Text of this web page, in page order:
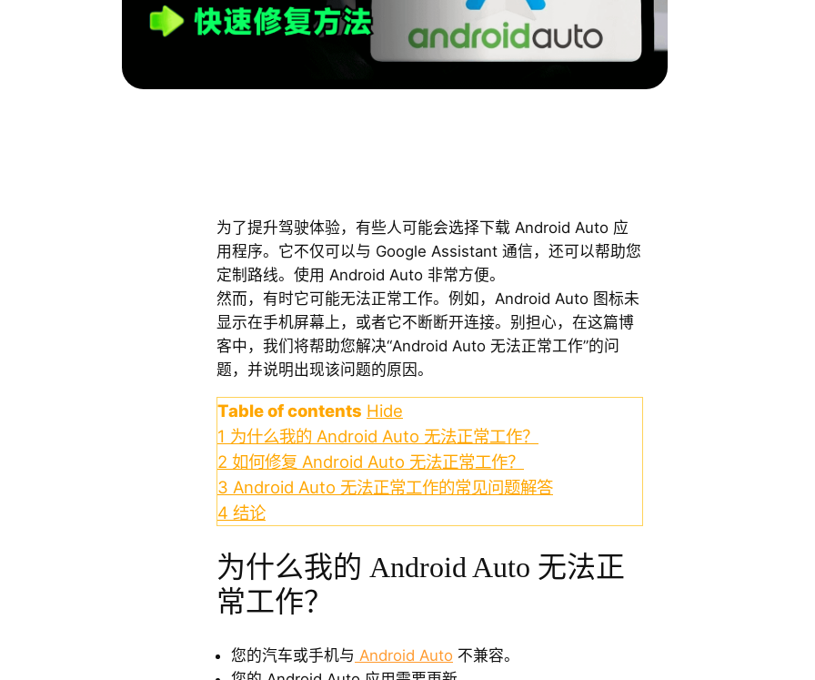
为了提升驾驶体验，有些人可能会选择下载 Android Auto 应
用程序。它不仅可以与 Google Assistant 通信，还可以帮助您
定制路线。使用 Android Auto 非常方便。
然而，有时它可能无法正常工作。例如，Android Auto 图标未
显示在手机屏幕上，或者它不断断开连接。别担心，在这篇博
客中，我们将帮助您解决“Android Auto 无法正常工作”的问
题，并说明出现该问题的原因。
Table of contents Hide
1 为什么我的 Android Auto 无法正常工作？
2 如何修复 Android Auto 无法正常工作？
3 Android Auto 无法正常工作的常见问题解答
4 结论
为什么我的 Android Auto 无法正
常工作？
您的汽车或手机与 Android Auto 不兼容。